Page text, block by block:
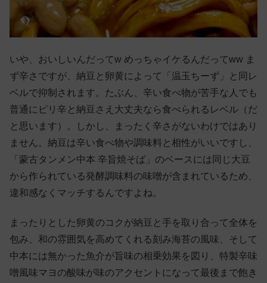
いや、おいしいんだってw めっちゃイケるんだってww ま
ず辛さですが、納豆と卵黄によって「温玉ちーず」と同レ
ベルで抑制されます。たぶん、辛い食べ物が苦手な人でも
普通にピリ辛と納豆さえ大丈夫なら食べられるレベル（だ
と思います）。しかし、まったく辛さがないわけではあり
ません。納豆は辛い食べ物や調味料と相性がいいですし、
「蒙古タンメン中本 辛旨焼そば」のベースには同じ大豆
から作られている発酵調味料の味噌が含まれているため、
違和感なくマッチするんですよね。
まったりとした卵黄のコクが納豆と手を取り合って全体を
包み、和の雰囲気を高めてくれる刻み海苔の風味、そして
中本には無かった魚介が旨味の相乗効果を図り、特製辛味
噌風味マヨの酸味が味のアクセントになって最後まで飽き